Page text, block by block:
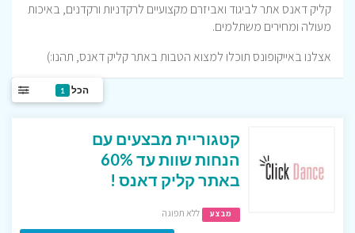
קליק דאנס אתר לביגוד ואביזרם מקצועיים לרקדניות ורקדנים, באיכות
מעולה ומחירים משתלמים.
אצלנו באייקופונס תוכלו למצוא הטבות באתר קליק דאנס, תהנו:)
הכל 1
קטגוריית מבצעים עם
הנחות שוות עד 60%
באתר קליק דאנס !
מבצע ללא תפוגה